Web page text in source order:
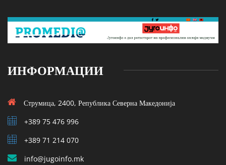
ИНФОРМАЦИИ
Струмица, 2400, Република Северна Македонија
+389 75 476 996
+389 71 214 070
info@jugoinfo.mk